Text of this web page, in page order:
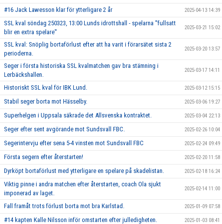
#16 Jack Lawesson klar för ytterligare 2 år 2025-04-13 14:39
SSL kval söndag 250323, 13:00 Lunds idrottshall - spelarna ''fullsatt
blir en extra spelare''
2025-03-21 15:02
SSL kval: Snöplig bortaförlust efter att ha varit i förarsätet sista 2
perioderna.
2025-03-20 13:57
Seger i första historiska SSL kvalmatchen gav bra stämning i
Lerbäckshallen.
2025-03-17 14:11
Historiskt SSL kval för IBK Lund. 2025-03-12 15:15
Stabil seger borta mot Hässelby. 2025-03-06 19:27
Superhelgen i Uppsala säkrade det Allsvenska kontraktet. 2025-03-04 22:13
Seger efter sent avgörande mot Sundsvall FBC. 2025-02-26 10:04
Segerintervju efter sena 5-4 vinsten mot Sundsvall FBC 2025-02-24 09:49
Första segern efter återstarten! 2025-02-20 11:58
Dyrköpt bortaförlust med ytterligare en spelare på skadelistan. 2025-02-18 16:24
Viktig pinne i andra matchen efter återstarten, coach Ola sjukt
imponerad av laget.
2025-02-14 11:00
Fall framåt trots förlust borta mot bra Karlstad. 2025-01-09 07:58
#14 kapten Kalle Nilsson inför omstarten efter julledigheten. 2025-01-03 08:41